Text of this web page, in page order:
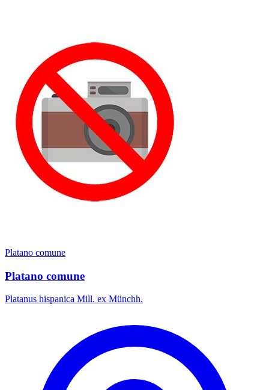
Platano comune
Platano comune
Platanus hispanica Mill. ex Münchh.